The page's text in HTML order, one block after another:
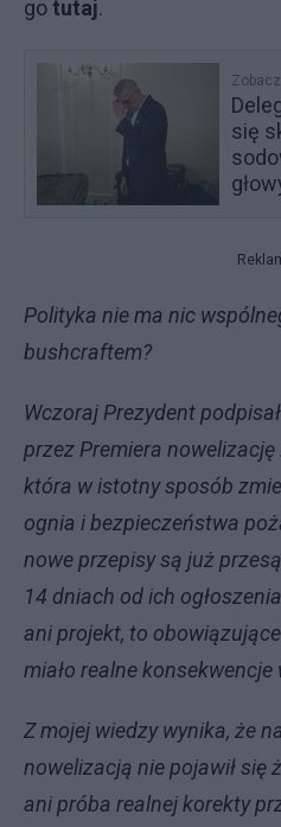
gotutaj.
się
Polityka nie ma nic
bushcraftem?
Wczoraj Prezydent
przez Premiera
która w istotny sposób
ognia i bezpieczeństwa
nowe przepisy są już
14 dniach od ich
ani projekt, to
miało realne konsekwencje
Z mojej wiedzy wynika, że
nowelizacją nie pojawił się
ani próba realnej korekty